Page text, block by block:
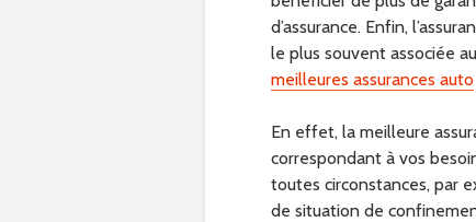
d’assurance. Enfin,
le plus souvent associée
meilleures assurances auto
En effet, la meilleure
correspondant à vos
toutes circonstances, par
de situation de